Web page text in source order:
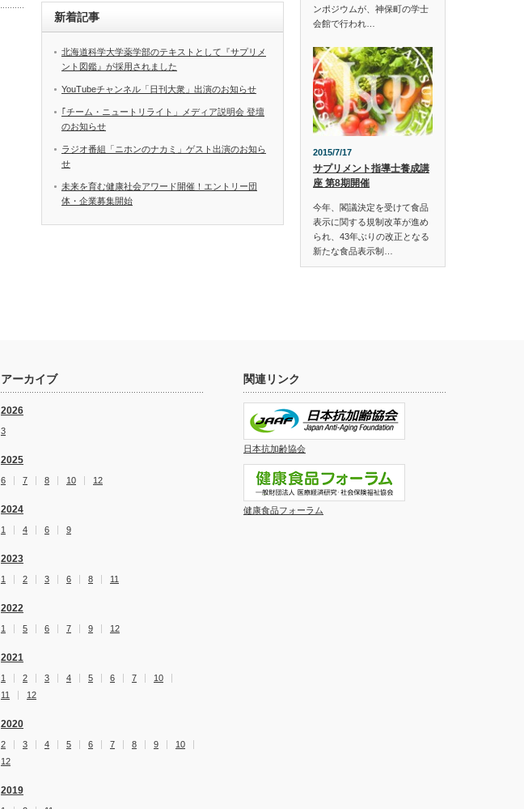
新着記事
北海道科学大学薬学部のテキストとして『サプリメ
ント図鑑』が採用されました
YouTubeチャンネル「日刊大衆」出演のお知らせ
｢チーム・ニュートリライト」メディア説明会 登壇
のお知らせ
ラジオ番組「ニホンのナカミ」ゲスト出演のお知ら
せ
未来を育む健康社会アワード開催！エントリー団
体・企業募集開始
ンポジウムが、神保町の学士
会館で行われ…
2015/7/17
サプリメント指導士養成講
座 第8期開催
今年、閣議決定を受けて食品
表示に関する規制改革が進め
られ、43年ぶりの改正となる
新たな食品表示制…
アーカイブ
2026
3
2025
6 7 8 10 12
2024
1 4 6 9
2023
1 2 3 6 8 11
2022
1 5 6 7 9 12
2021
1 2 3 4 5 6 7
10
11
12
2020
2 3 4 5 6 7 8 9
10
12
2019
関連リンク
日本抗加齢協会
健康食品フォーラム